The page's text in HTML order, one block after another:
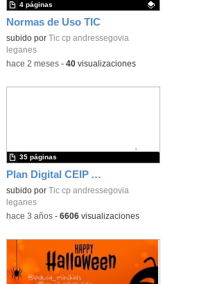
Normas de Uso TIC
Contenido educativo.
subido por Tic cp andressegovia
leganes
4 páginas
-hace 2 meses- 40visualizaciones
Plan Digital CEIP Andrés Segovia
subido por Tic cp andressegovia
leganes
35 páginas
-hace 3 años- 6606visualizaciones